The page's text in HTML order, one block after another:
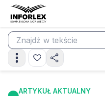
ARTYKUŁ AKTUALNY